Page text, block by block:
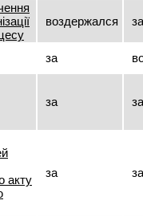
воздержался за
за
за за
акту
за за